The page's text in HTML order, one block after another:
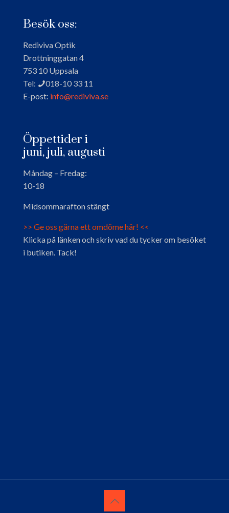
Besök oss:
Rediviva Optik
Drottninggatan 4
753 10 Uppsala
Tel:
018-10 33 11
E-post: info@rediviva.se
Öppettider i
juni, juli, augusti
Måndag – Fredag:
10-18
Midsommarafton stängt
>> Ge oss gärna ett omdöme här! <<
Klicka på länken och skriv vad du tycker om besöket
i butiken. Tack!